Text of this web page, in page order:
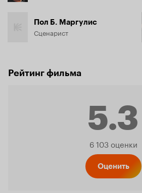
Пол Б. Маргулис
Сценарист
Рейтинг фильма
5.3
6 103 оценки
Оценить